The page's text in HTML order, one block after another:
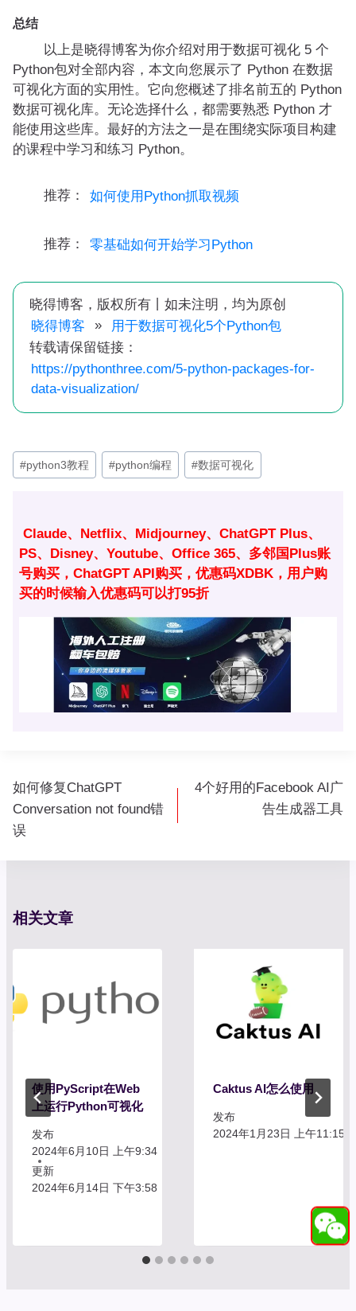
总结
以上是晓得博客为你介绍对用于数据可视化 5 个
Python包对全部内容，本文向您展示了 Python 在数据
可视化方面的实用性。它向您概述了排名前五的 Python
数据可视化库。无论选择什么，都需要熟悉 Python 才
能使用这些库。最好的方法之一是在围绕实际项目构建
的课程中学习和练习 Python。
推荐： 如何使用Python抓取视频
推荐： 零基础如何开始学习Python
晓得博客，版权所有丨如未注明，均为原创
晓得博客
»
用于数据可视化5个Python包
转载请保留链接：
https://pythonthree.com/5-python-packages-for-
data-visualization/
文
章
#python3教程 #python编程 #数据可视化
Claude、Netflix、Midjourney、ChatGPT Plus、
PS、Disney、Youtube、Office 365、多邻国Plus账
号购买，ChatGPT API购买，优惠码XDBK，用户购
买的时候输入优惠码可以打95折
文
章
导
如何修复ChatGPT
Conversation not found错
误
4个好用的Facebook AI广
告生成器工具
相关文章
使用PyScript在Web
上运行Python可视化
发布
2024年6月10日 上午9:34
更新
2024年6月14日 下午3:58
Caktus AI怎么使用
发布
2024年1月23日 上午11:15